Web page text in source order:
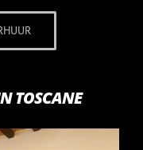
TOSCANE